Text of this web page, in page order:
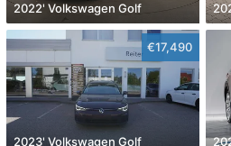
2022' Volkswagen Golf
€17,490
2023' Volkswagen Golf